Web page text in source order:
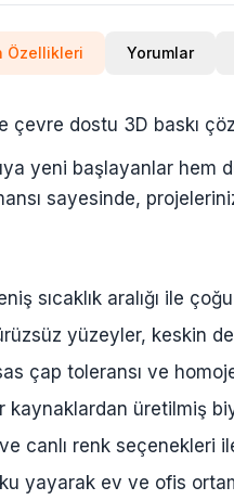
Özellikleri Yorumlar
çevre dostu 3D baskı
yeni başlayanlar
sayesinde,
sıcaklık aralığı ile
yüzeyler, keskin
çap toleransı ve
kaynaklardan üretilmiş
canlı renk seçenekleri ile
yayarak ev ve ofis